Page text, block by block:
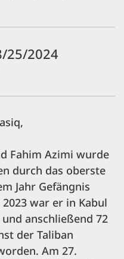
25/2024
Fahim Azimi wurde
durch das oberste
Jahr Gefängnis
war er in Kabul
anschließend 72
der Taliban
Am 27.